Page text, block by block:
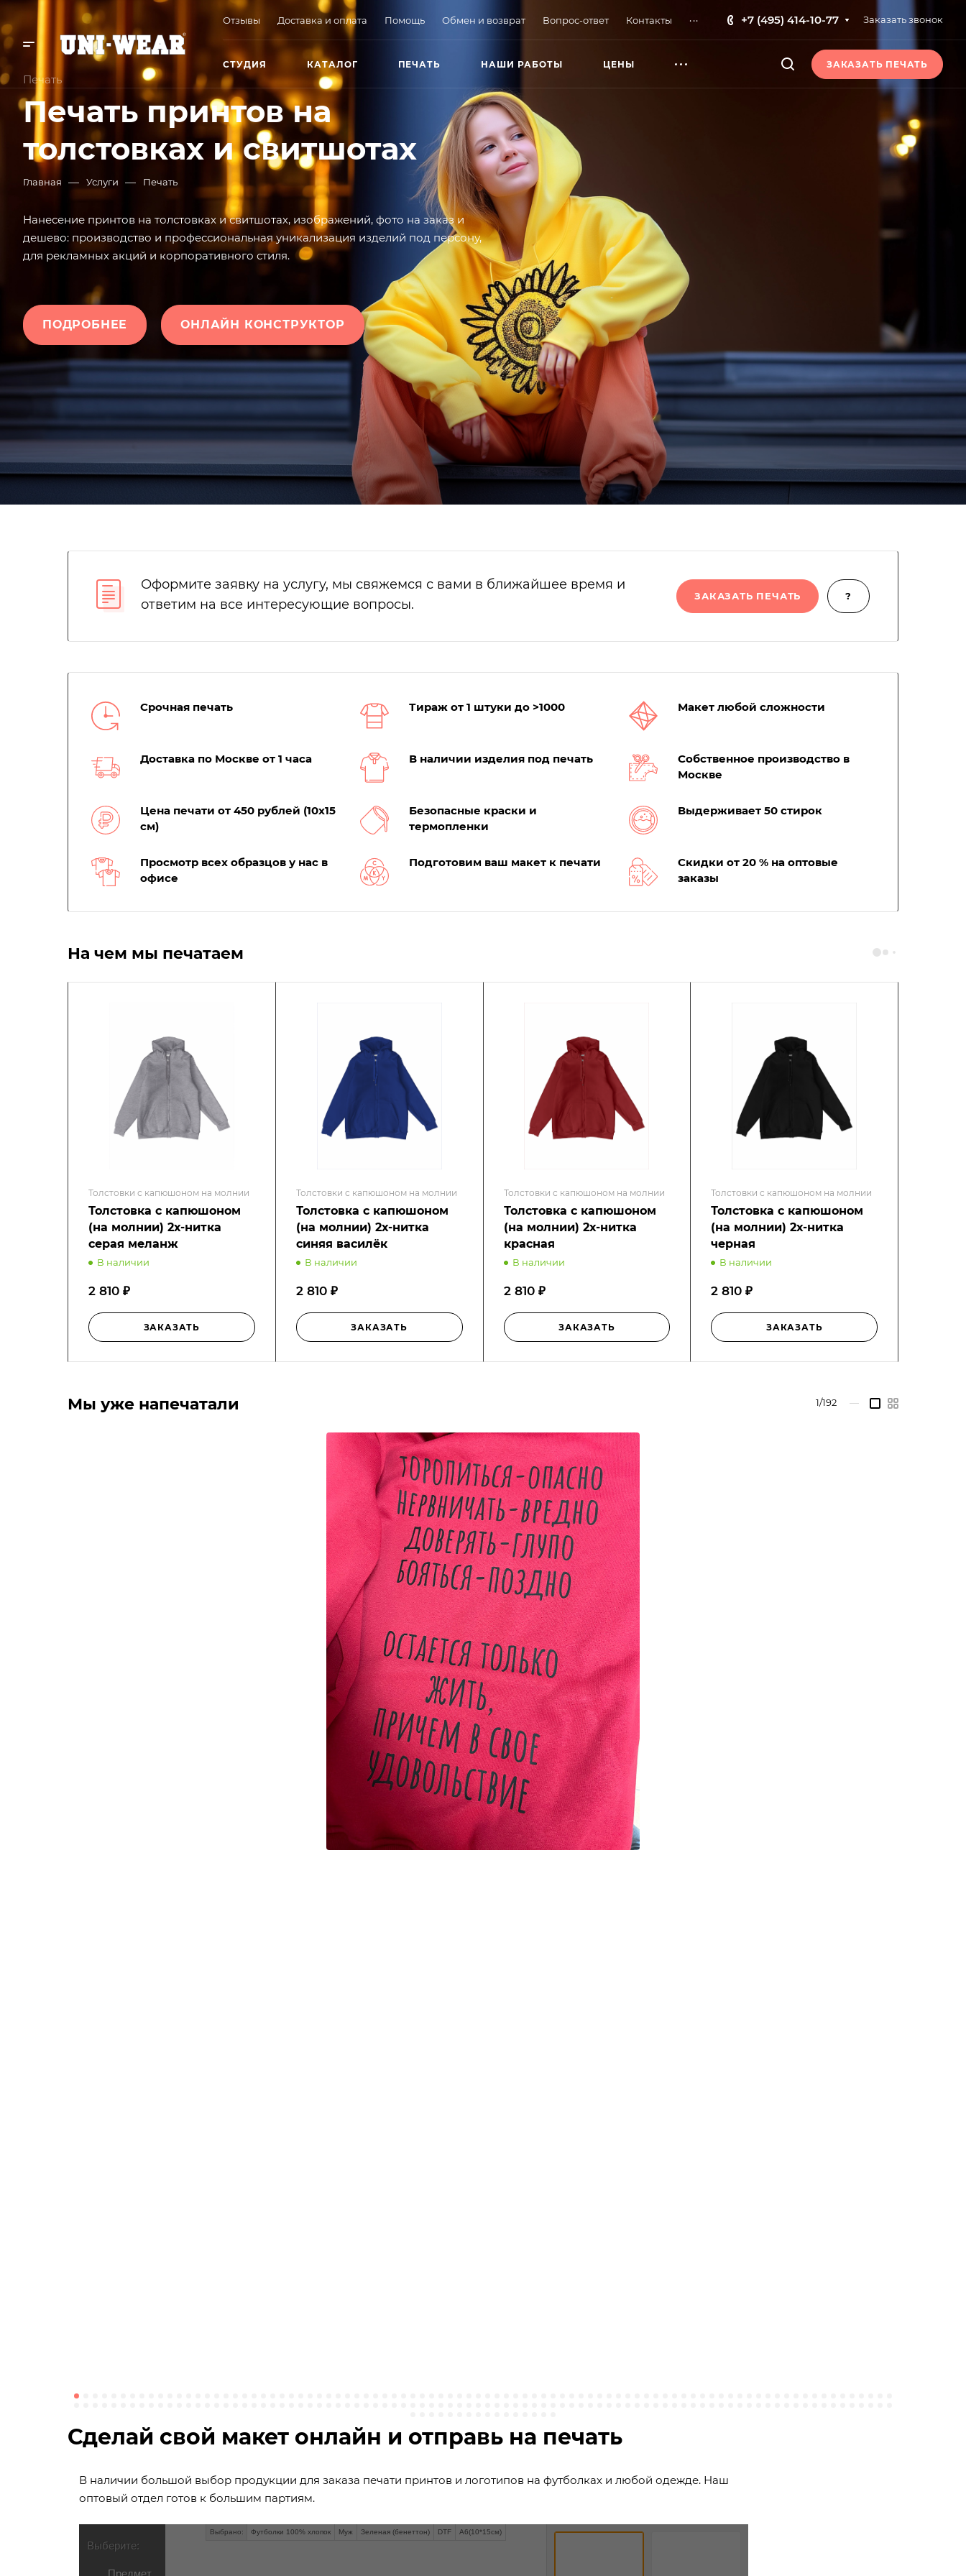
Отзывы Доставка и оплата Помощь Обмен и возврат Вопрос-ответ Контакты ... +7 (495) 414-10-77 Заказать звонок
СТУДИЯ КАТАЛОГ ПЕЧАТЬ НАШИ РАБОТЫ ЦЕНЫ ЗАКАЗАТЬ ПЕЧАТЬ
Печать
Печать принтов на
толстовках и свитшотах
Главная — Услуги — Печать
Нанесение принтов на толстовках и свитшотах, изображений, фото на заказ и
дешево: производство и профессиональная уникализация изделий под персону,
для рекламных акций и корпоративного стиля.
ПОДРОБНЕЕ ОНЛАЙН КОНСТРУКТОР
Оформите заявку на услугу, мы свяжемся с вами в ближайшее время и
ответим на все интересующие вопросы.
ЗАКАЗАТЬ ПЕЧАТЬ ?
Срочная печать Тираж от 1 штуки до >1000 Макет любой сложности
Доставка по Москве от 1 часа В наличии изделия под печать
Собственное производство в
Москве
Цена печати от 450 рублей (10х15
см)
Безопасные краски и
термопленки
Выдерживает 50 стирок
Просмотр всех образцов у нас в
офисе
Подготовим ваш макет к печати
Скидки от 20 % на оптовые
заказы
На чем мы печатаем
Толстовки с капюшоном на молнии
Толстовка с капюшоном
(на молнии) 2х-нитка
серая меланж
В наличии
2 810 ₽
ЗАКАЗАТЬ
Толстовки с капюшоном на молнии
Толстовка с капюшоном
(на молнии) 2х-нитка
синяя василёк
В наличии
2 810 ₽
ЗАКАЗАТЬ
Толстовки с капюшоном на молнии
Толстовка с капюшоном
(на молнии) 2х-нитка
красная
В наличии
2 810 ₽
ЗАКАЗАТЬ
Толстовки с капюшоном на молнии
Толстовка с капюшоном
(на молнии) 2х-нитка
черная
В наличии
2 810 ₽
ЗАКАЗАТЬ
Мы уже напечатали 1/192 —
Сделай свой макет онлайн и отправь на печать
В наличии большой выбор продукции для заказа печати принтов и логотипов на футболках и любой одежде. Наш
оптовый отдел готов к большим партиям.